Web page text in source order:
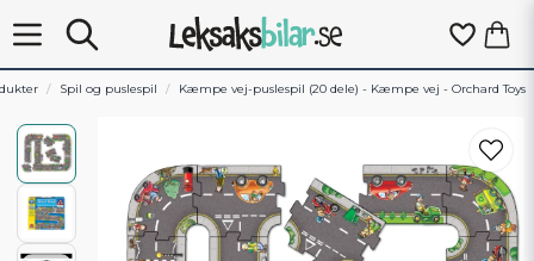
Spil og puslespil Kæmpe vej-puslespil (20 dele) - Kæmpe vej - Orchard Toys